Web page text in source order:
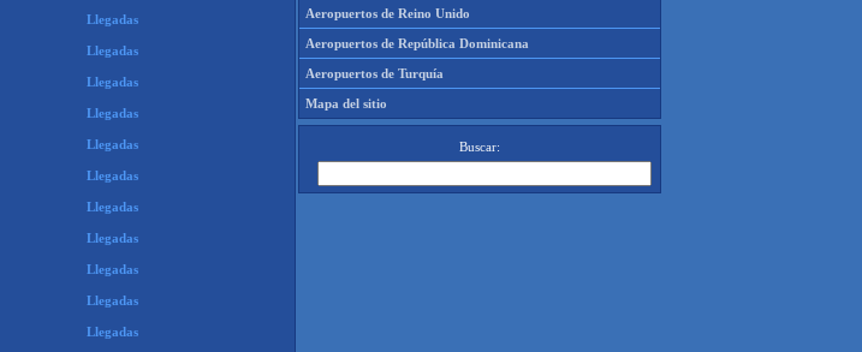
Llegadas
Llegadas
Llegadas
Llegadas
Llegadas
Llegadas
Llegadas
Llegadas
Llegadas
Llegadas
Llegadas
Aeropuertos de Reino Unido
Aeropuertos de República Dominicana
Aeropuertos de Turquía
Mapa del sitio
Buscar: